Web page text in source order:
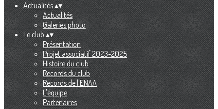
Actualités▴▾
Actualités
Galeries photo
Le club▴▾
Présentation
Projet associatif 2023-2025
Histoire du club
Records du club
Records de l'ENAA
L'équipe
Partenaires